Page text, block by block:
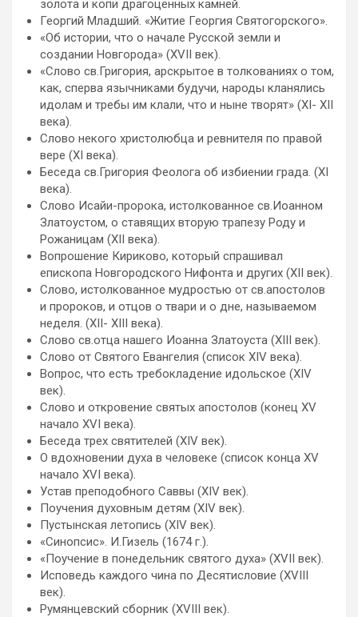
золота и копи драгоценных камней.
Георгий Младший. «Житие Георгия Святогорского».
«Об истории, что о начале Русской земли и
создании Новгорода» (XVII век).
«Слово св.Григория, арскрытое в толкованиях о том,
как, сперва язычниками будучи, народы кланялись
идолам и требы им клали, что и ныне творят» (XI- XII
века).
Слово некого христолюбца и ревнителя по правой
вере (XI века).
Беседа св.Григория Феолога об избиении града. (XI
века).
Слово Исайи-пророка, истолкованное св.Иоанном
Златоустом, о ставящих вторую трапезу Роду и
Рожаницам (XII века).
Вопрошение Кириково, который спрашивал
епископа Новгородского Нифонта и других (XII век).
Слово, истолкованное мудростью от св.апостолов
и пророков, и отцов о твари и о дне, называемом
неделя. (XII- XIII века).
Слово св.отца нашего Иоанна Златоуста (XIII век).
Слово от Святого Евангелия (список XIV века).
Вопрос, что есть требокладение идольское (XIV
век).
Слово и откровение святых апостолов (конец XV
начало XVI века).
Беседа трех святителей (XIV век).
О вдохновении духа в человеке (список конца XV
начало XVI века).
Устав преподобного Саввы (XIV век).
Поучения духовным детям (XIV век).
Пустынская летопись (XIV век).
«Синопсис». И.Гизель (1674 г.).
«Поучение в понедельник святого духа» (XVII век).
Исповедь каждого чина по Десятисловие (XVIII
век).
Румянцевский сборник (XVIII век).